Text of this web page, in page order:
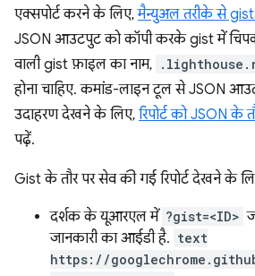
एक्सपोर्ट करने के लिए,मैन्युअल तरीके से gist
JSON आउटपुट को कॉपी करके gist में
वाली gist फ़ाइल का नाम,
होना चाहिए. कमांड-लाइन टूल से JSON
उदाहरण देखने के लिए, रिपोर्ट को JSON के
पढ़ें.
Gist के तौर पर सेव की गई रिपोर्ट देखने के
दर्शक के यूआरएल में ?gist=<ID>
जानकारी का आईडी है. text
https://